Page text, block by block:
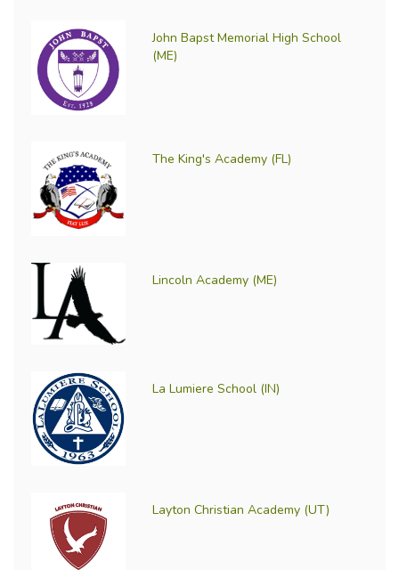
John Bapst Memorial High School
(ME)
The King's Academy (FL)
Lincoln Academy (ME)
La Lumiere School (IN)
Layton Christian Academy (UT)